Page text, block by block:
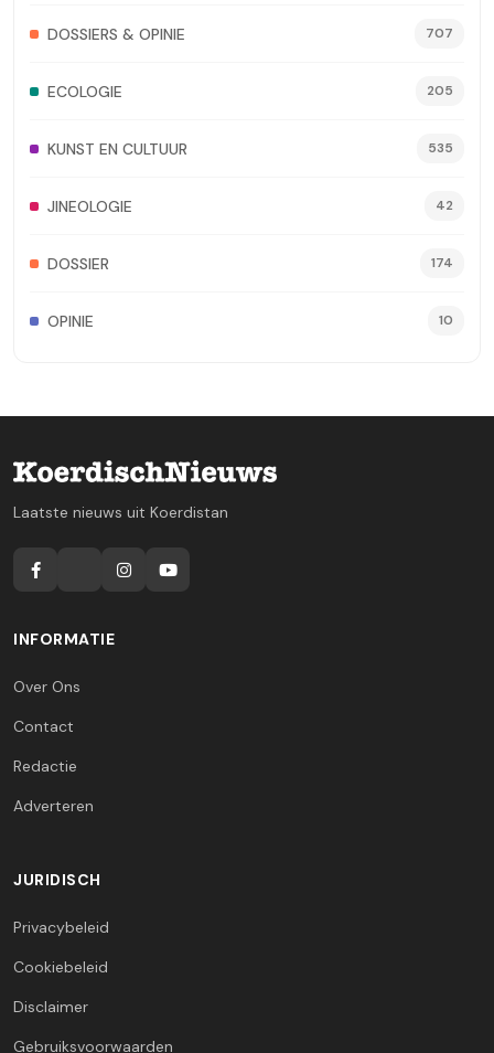
DOSSIERS & OPINIE 707
ECOLOGIE 205
KUNST EN CULTUUR 535
JINEOLOGIE 42
DOSSIER 174
OPINIE 10
Laatste nieuws uit Koerdistan
INFORMATIE
Over Ons
Contact
Redactie
Adverteren
JURIDISCH
Privacybeleid
Cookiebeleid
Disclaimer
Gebruiksvoorwaarden